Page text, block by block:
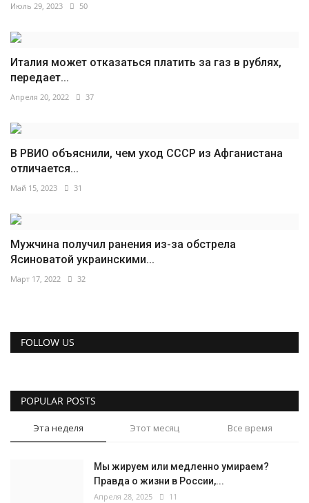
Июль 29, 2023 50
Италия может отказаться платить за газ в рублях,
передает...
Апреля 20, 2022 37
В РВИО объяснили, чем уход СССР из Афганистана
отличается...
Май 15, 2023 31
Мужчина получил ранения из-за обстрела
Ясиноватой украинскими...
Март 17, 2022 32
FOLLOW US
POPULAR POSTS
Эта неделя Этот месяц Все время
Мы жируем или медленно умираем?
Правда о жизни в России,...
Апреля 28, 2025 11